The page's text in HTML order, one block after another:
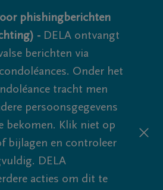
phishingberichten
- DELA ontvangt
berichten via
Onder het
tracht men
persoonsgegevens
bekomen. Klik niet op
bijlagen en controleer
DELA
acties om dit te